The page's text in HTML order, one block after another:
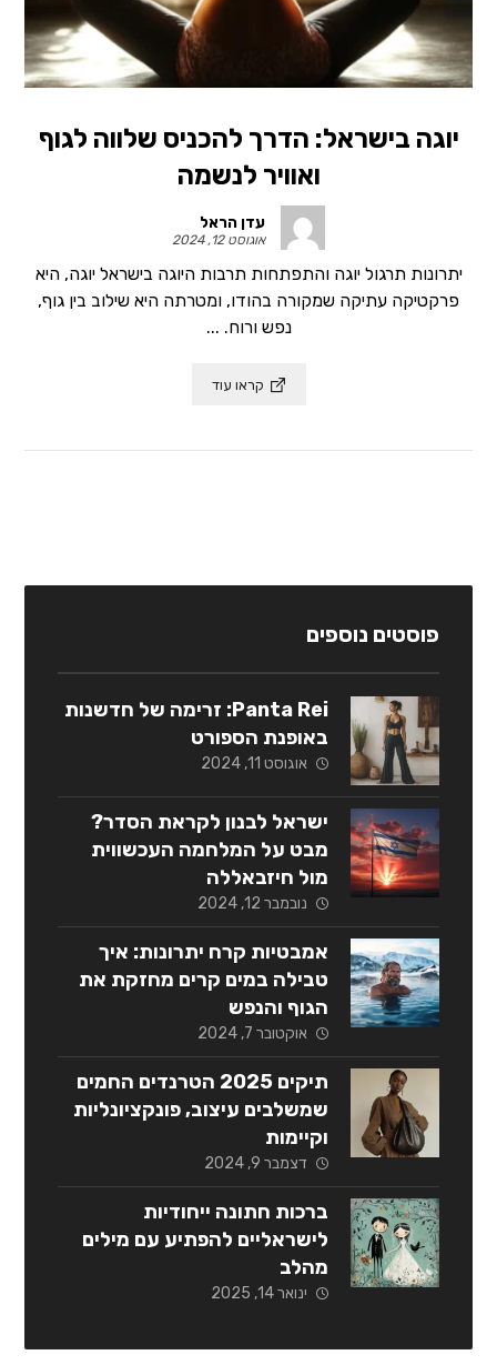
יוגה בישראל: הדרך להכניס שלווה לגוף
ואוויר לנשמה
עדן הראל
אוגוסט 12, 2024
יתרונות תרגול יוגה והתפתחות תרבות היוגה בישראל יוגה, היא
פרקטיקה עתיקה שמקורה בהודו, ומטרתה היא שילוב בין גוף,
נפש ורוח. ...
קראו עוד
פוסטים נוספים
Panta Rei: זרימה של חדשנות
באופנת הספורט
אוגוסט 11, 2024
ישראל לבנון לקראת הסדר?
מבט על המלחמה העכשווית
מול חיזבאללה
נובמבר 12, 2024
אמבטיות קרח יתרונות: איך
טבילה במים קרים מחזקת את
הגוף והנפש
אוקטובר 7, 2024
תיקים 2025 הטרנדים החמים
שמשלבים עיצוב, פונקציונליות
וקיימות
דצמבר 9, 2024
ברכות חתונה ייחודיות
לישראליים להפתיע עם מילים
מהלב
ינואר 14, 2025